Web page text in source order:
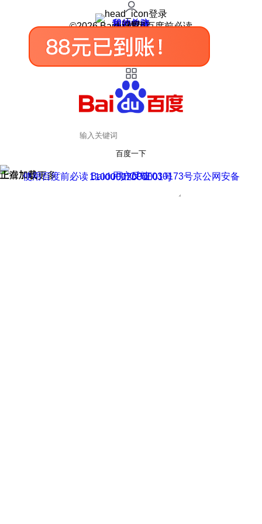
登录
我的关注
我的收藏
皮肤中心
用户反馈
设置
©2026 Baidu 使用百度前必读
百度一下
正在加载
上滑加载更多 用户反馈
使用百度前必读 Baidu 京ICP证030173号
京公网安备11000002000001号